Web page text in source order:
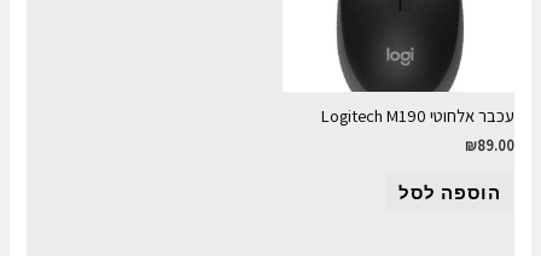
עכבר אלחוטי Logitech M190
₪89.00
הוספה לסל